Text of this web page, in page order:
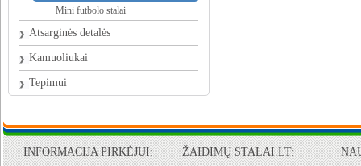
Mini futbolo stalai
Atsarginės detalės
Kamuoliukai
Tepimui
INFORMACIJA PIRKĖJUI:
ŽAIDIMŲ STALAI.LT: